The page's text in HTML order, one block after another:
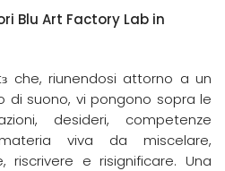
Blu Art Factory Lab in
che, riunendosi attorno a un
suono, vi pongono sopra le
desideri, competenze
viva da miscelare,
riscrivere e risignificare. Una